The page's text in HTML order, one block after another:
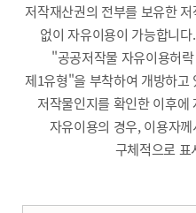
저작재산권의 전부를 보유한
없이 자유이용이 가능합니
"공공저작물 자유이용허
제1유형"을 부착하여 개방하고
저작물인지를 확인한 이후
자유이용의 경우, 이용자
구체적으로